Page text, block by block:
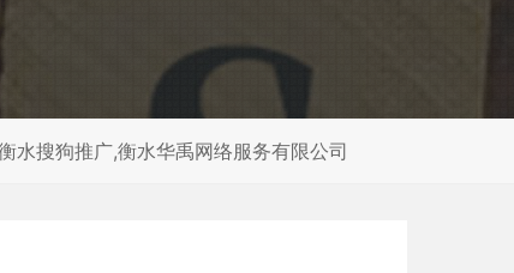
水搜狗推广,衡水华禹网络服务有限公司